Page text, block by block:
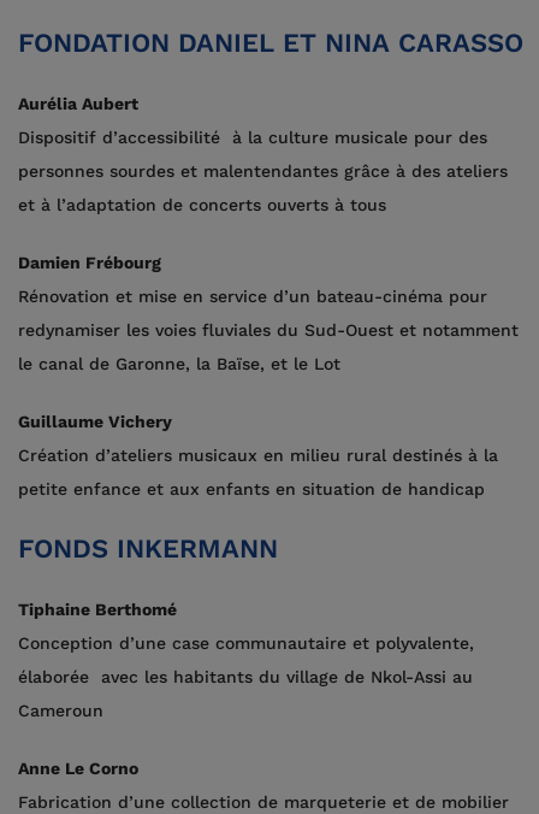
FONDATION DANIEL ET NINA CARASSO
Aurélia Aubert
Dispositif d’accessibilité à la culture musicale pour des
personnes sourdes et malentendantes grâce à des ateliers
et à l’adaptation de concerts ouverts à tous
Damien Frébourg
Rénovation et mise en service d’un bateau-cinéma pour
redynamiser les voies fluviales du Sud-Ouest et notamment
le canal de Garonne, la Baïse, et le Lot
Guillaume Vichery
Création d’ateliers musicaux en milieu rural destinés à la
petite enfance et aux enfants en situation de handicap
FONDS INKERMANN
Tiphaine Berthomé
Conception d’une case communautaire et polyvalente,
élaborée avec les habitants du village de Nkol-Assi au
Cameroun
Anne Le Corno
Fabrication d’une collection de marqueterie et de mobilier